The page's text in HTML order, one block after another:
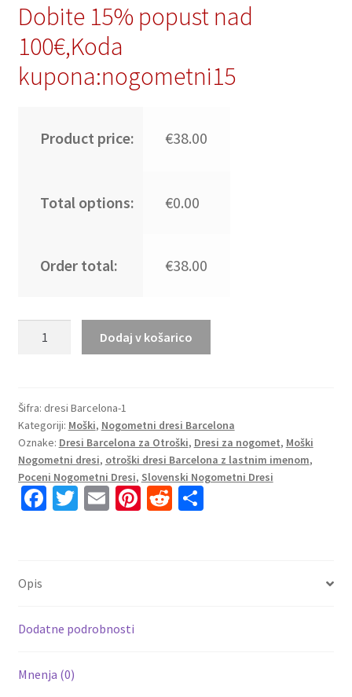
Dobite 15% popust nad
100€,Koda
kupona:nogometni15
Product price: €38.00
Total options: €0.00
Order total: €38.00
Domači
2025-
26
Kratek
Rokav
količina
Dodaj v košarico
Šifra: dresi Barcelona-1
Kategoriji: Moški, Nogometni dresi Barcelona
Oznake: Dresi Barcelona za Otroški, Dresi za nogomet, Moški
Nogometni dresi, otroški dresi Barcelona z lastnim imenom,
Poceni Nogometni Dresi, Slovenski Nogometni Dresi
Fa
k
T E Pi R S
Opis
Dodatne podrobnosti
Mnenja (0)